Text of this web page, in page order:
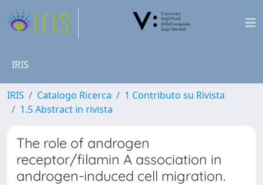
IRIS
IRIS Catalogo Ricerca
1 Contributo su Rivista
1.5 Abstract in rivista
The role of androgen
receptor/filamin A association in
androgen-induced cell migration.